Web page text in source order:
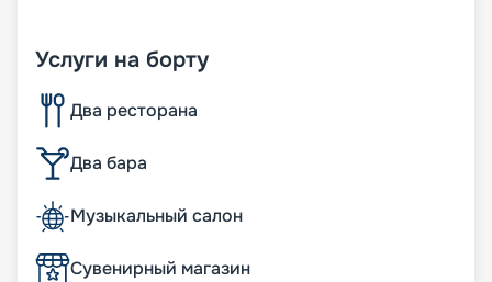
Услуги на борту
Два ресторана
Два бара
Музыкальный салон
Сувенирный магазин